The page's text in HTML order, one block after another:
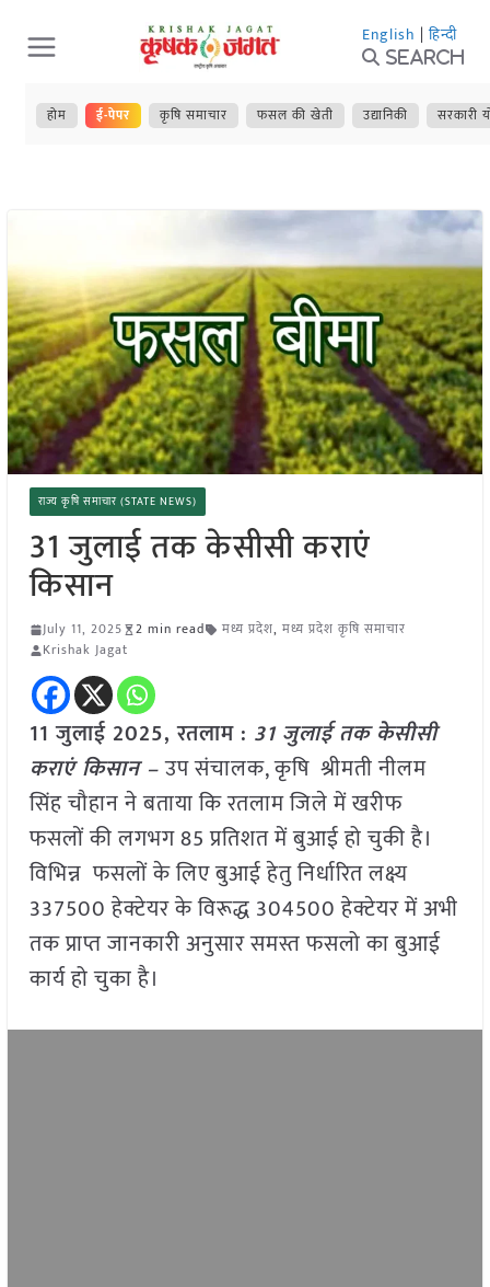
Skip
to
content
English | हिन्दी
Search
होम ई-पेपर कृषि समाचार फसल की खेती उद्यानिकी सरकारी
राज्य कृषि समाचार (STATE NEWS)
31 जुलाई तक केसीसी कराएं
किसान
July 11, 2025 2 min read मध्य प्रदेश, मध्य प्रदेश कृषि समाचार
Krishak Jagat
11 जुलाई 2025,रतलाम : 31 जुलाई तक केसीसी
कराएं किसान –उप संचालक, कृषि श्रीमती नीलम
सिंह चौहान ने बताया कि रतलाम जिले में खरीफ
फसलों की लगभग 85 प्रतिशत में बुआई हो चुकी है।
विभिन्न फसलों के लिए बुआई हेतु निर्धारित लक्ष्य
337500 हेक्टेयर के विरूद्ध 304500 हेक्टेयर में अभी
तक प्राप्त जानकारी अनुसार समस्त फसलो का बुआई
कार्य हो चुका है।